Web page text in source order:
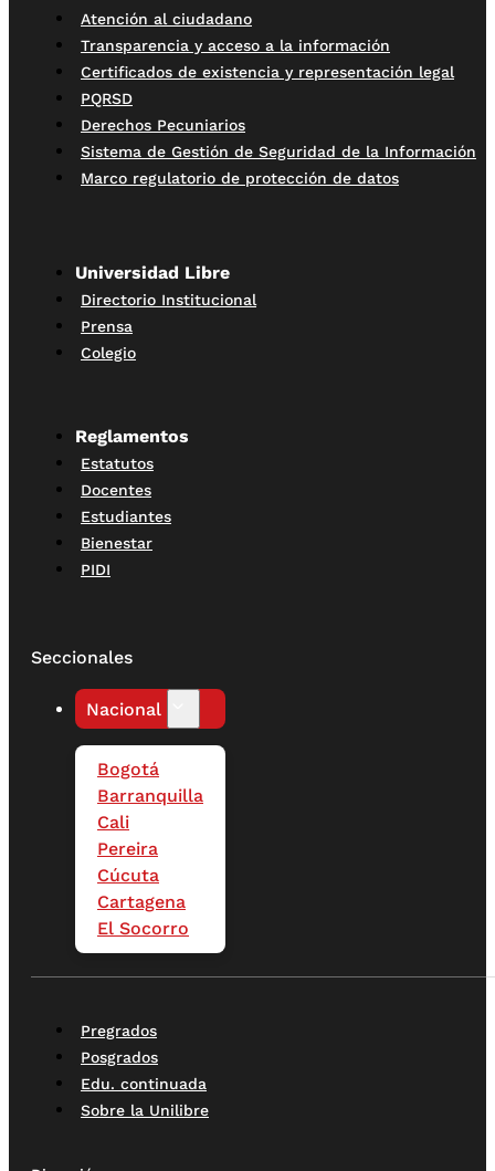
Atención al ciudadano
Transparencia y acceso a la información
Certificados de existencia y representación legal
PQRSD
Derechos Pecuniarios
Sistema de Gestión de Seguridad de la Información
Marco regulatorio de protección de datos
Universidad Libre
Directorio Institucional
Prensa
Colegio
Reglamentos
Estatutos
Docentes
Estudiantes
Bienestar
PIDI
Seccionales
Nacional
Bogotá
Barranquilla
Cali
Pereira
Cúcuta
Cartagena
El Socorro
Pregrados
Posgrados
Edu. continuada
Sobre la Unilibre